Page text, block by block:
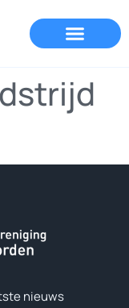
nieuws